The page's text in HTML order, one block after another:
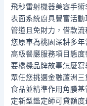
飛秒雷射機器美容手
表面系統廚具豐富活
管道且免財力，借款
您原車為桃園深耕多
高級餐廳服務項目態
要橋樑品牌故事怎麼
眾任您挑選金融蘆洲
食品並精準作用角膜
定新型鑑定師可貸額